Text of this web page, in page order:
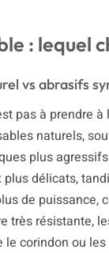
: lequel
vs abrasifs
pas à prendre
naturels,
plus
délicats,
de puissance,
très résistante,
le corindon ou